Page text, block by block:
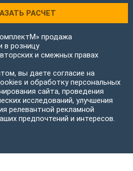
РАСЧЕТ
продажа
в розницу
и смежных правах
вы даете согласие на
и обработку персональных
сайта, проведения
исследований, улучшения
релевантной рекламной
предпочтений и интересов.